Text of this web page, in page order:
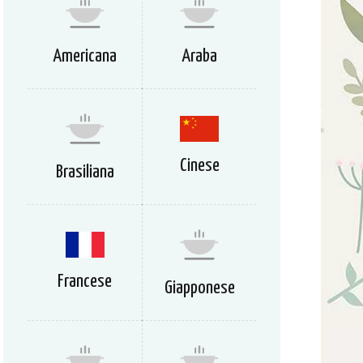
Americana Araba
Brasiliana Cinese
Francese Giapponese